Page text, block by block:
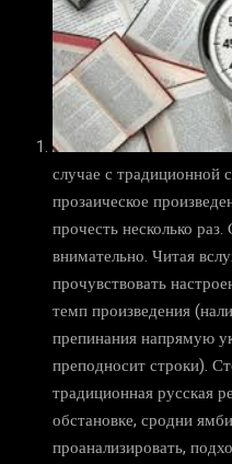
случае с традиционной
прозаическое
прочесть несколько
внимательно. Читая
прочувствовать
темп произведения
препинания напрямую
преподносит строки).
традиционная русская
обстановке, сродни
проанализировать,